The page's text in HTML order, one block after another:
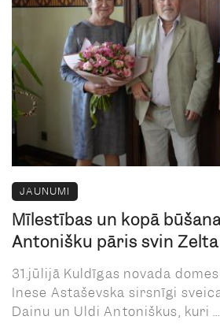
JAUNUMI
Mīlestības un kopā
Antonišku pāris svin
31.jūlijā Kuldīgas novada
Inese Astaševska sirsnīgi
Dainu un Uldi Antoniškus, kuri ...